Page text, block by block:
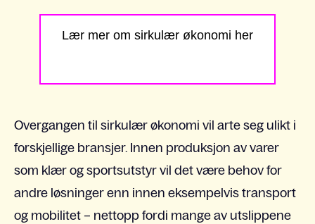
Lær mer om sirkulær økonomi her
Overgangen til sirkulær økonomi vil arte seg ulikt i
forskjellige bransjer. Innen produksjon av varer
som klær og sportsutstyr vil det være behov for
andre løsninger enn innen eksempelvis transport
og mobilitet – nettopp fordi mange av utslippene